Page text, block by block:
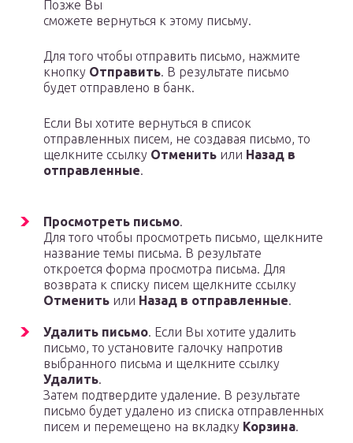
Позже Вы
сможете вернуться к этому письму.
Для того чтобы отправить письмо, нажмите
кнопку Отправить. В результате письмо
будет отправлено в банк.
Если Вы хотите вернуться в список
отправленных писем, не создавая письмо, то
щелкните ссылку Отменить или Назад в
отправленные.
Просмотреть письмо.
Для того чтобы просмотреть письмо, щелкните
название темы письма. В результате
откроется форма просмотра письма. Для
возврата к списку писем щелкните ссылку
Отменить или Назад в отправленные.
Удалить письмо. Если Вы хотите удалить
письмо, то установите галочку напротив
выбранного письма и щелкните ссылку
Удалить.
Затем подтвердите удаление. В результате
письмо будет удалено из списка отправленных
писем и перемещено на вкладку Корзина.